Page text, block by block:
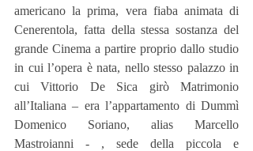
americano la prima, vera fiaba animata di
Cenerentola, fatta della stessa sostanza del
grande Cinema a partire proprio dallo studio
in cui l’opera è nata, nello stesso palazzo in
cui Vittorio De Sica girò Matrimonio
all’Italiana – era l’appartamento di Dummì
Domenico Soriano, alias Marcello
Mastroianni - , sede della piccola e